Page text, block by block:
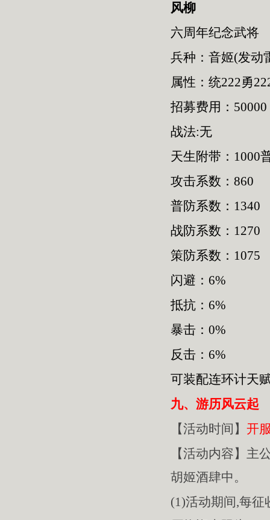
风柳
六周年纪念武将
兵种：音姬(发动
属性：统222勇
招募费用：50000
战法:无
天生附带：1000
攻击系数：860
普防系数：1340
战防系数：1270
策防系数：1075
闪避：6%
抵抗：6%
暴击：0%
反击：6%
可装配连环计天
九、游历风云起
【活动时间】 开
【活动内容】主
胡姬酒肆中。
(1)活动期间,每征